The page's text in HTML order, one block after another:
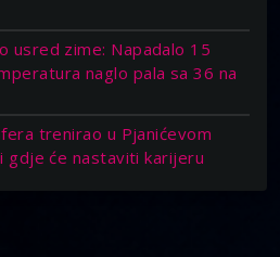
usred zime: Napadalo 15
naglo pala sa 36 na
trenirao u Pjanićevom
gdje će nastaviti karijeru